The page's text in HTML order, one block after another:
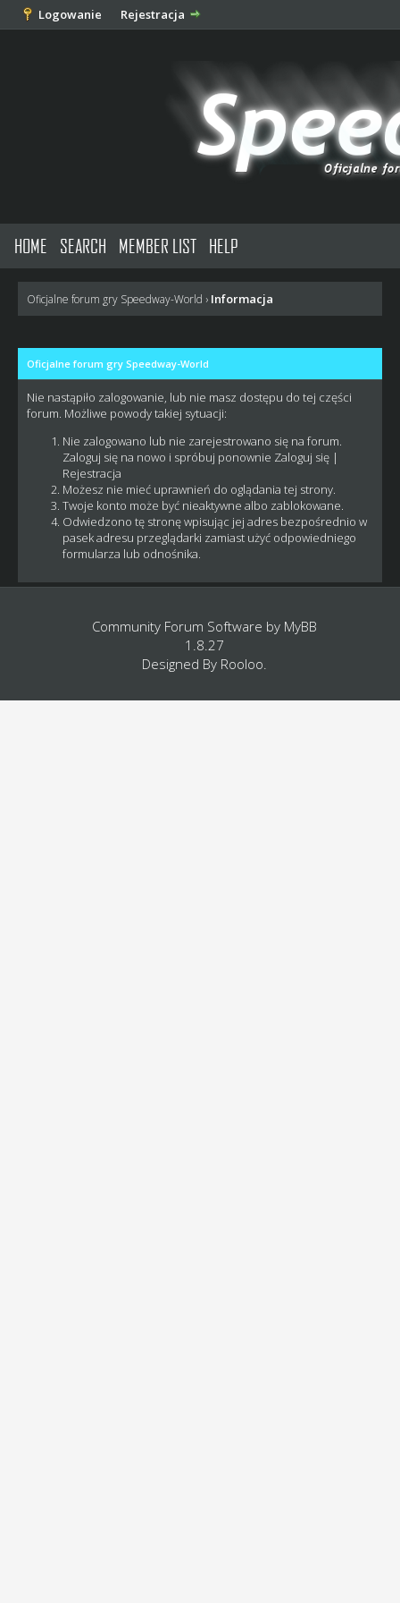
Logowanie Rejestracja
HOME SEARCH MEMBER LIST HELP
Oficjalne forum gry Speedway-World › Informacja
Oficjalne forum gry Speedway-World
Nie nastąpiło zalogowanie, lub nie masz dostępu do tej części
forum. Możliwe powody takiej sytuacji:
Nie zalogowano lub nie zarejestrowano się na forum.
Zaloguj się na nowo i spróbuj ponownie Zaloguj się|
Rejestracja
Możesz nie mieć uprawnień do oglądania tej strony.
Twoje konto może być nieaktywne albo zablokowane.
Odwiedzono tę stronę wpisując jej adres bezpośrednio w
pasek adresu przeglądarki zamiast użyć odpowiedniego
formularza lub odnośnika.
Community Forum Software by MyBB
1.8.27
Designed By Rooloo.